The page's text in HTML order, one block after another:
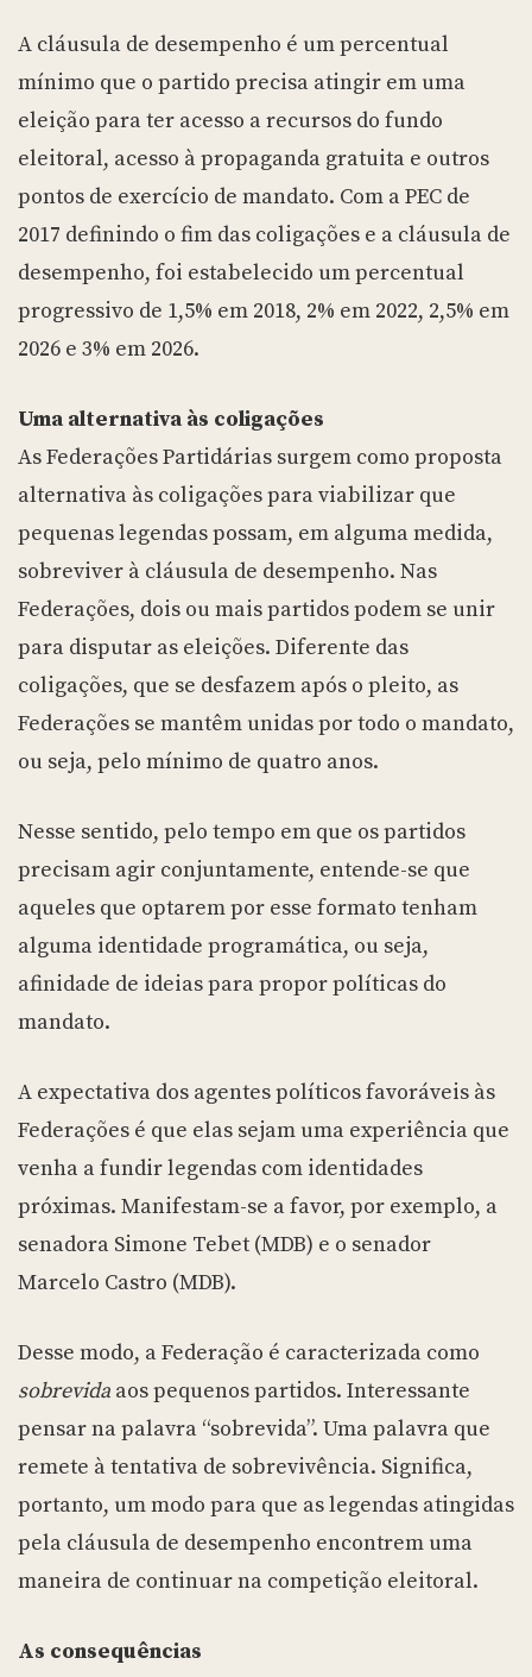
A cláusula de desempenho é um percentual
mínimo que o partido precisa atingir em uma
eleição para ter acesso a recursos do fundo
eleitoral, acesso à propaganda gratuita e outros
pontos de exercício de mandato. Com a PEC de
2017 definindo o fim das coligações e a cláusula de
desempenho, foi estabelecido um percentual
progressivo de 1,5% em 2018, 2% em 2022, 2,5% em
2026 e 3% em 2026.
Uma alternativa às coligações
As Federações Partidárias surgem como proposta
alternativa às coligações para viabilizar que
pequenas legendas possam, em alguma medida,
sobreviver à cláusula de desempenho. Nas
Federações, dois ou mais partidos podem se unir
para disputar as eleições. Diferente das
coligações, que se desfazem após o pleito, as
Federações se mantêm unidas por todo o mandato,
ou seja, pelo mínimo de quatro anos.
Nesse sentido, pelo tempo em que os partidos
precisam agir conjuntamente, entende-se que
aqueles que optarem por esse formato tenham
alguma identidade programática, ou seja,
afinidade de ideias para propor políticas do
mandato.
A expectativa dos agentes políticos favoráveis às
Federações é que elas sejam uma experiência que
venha a fundir legendas com identidades
próximas. Manifestam-se a favor, por exemplo, a
senadora Simone Tebet (MDB) e o senador
Marcelo Castro (MDB).
Desse modo, a Federação é caracterizada como
sobrevida aos pequenos partidos. Interessante
pensar na palavra “sobrevida”. Uma palavra que
remete à tentativa de sobrevivência. Significa,
portanto, um modo para que as legendas atingidas
pela cláusula de desempenho encontrem uma
maneira de continuar na competição eleitoral.
As consequências